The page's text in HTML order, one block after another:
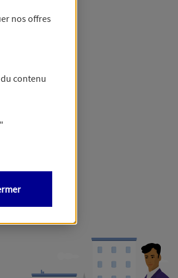
nos offres
contenu
"